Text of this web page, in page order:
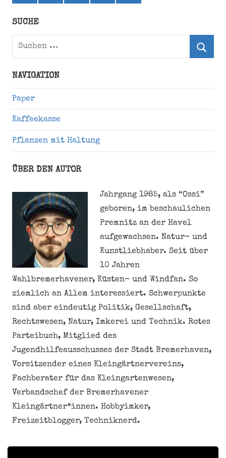
(ehemals
SUCHE
Suchen
NAVIGATION
Paper
Kaffeekasse
Pflanzen mit Haltung
ÜBER DEN AUTOR
Jahrgang 1985, als “Ossi”
geboren, im beschaulichen
Premnitz an der Havel
aufgewachsen. Natur- und
Kunstliebhaber. Seit über
10 Jahren
Wahlbremerhavener, Küsten- und Windfan. So
ziemlich an Allem interessiert. Schwerpunkte
sind aber eindeutig Politik, Gesellschaft,
Rechtswesen, Natur, Imkerei und Technik. Rotes
Parteibuch, Mitglied des
Jugendhilfeausschusses der Stadt Bremerhaven,
Vorsitzender eines Kleingärtnervereins,
Fachberater für das Kleingartenwesen,
Verbandschef der Bremerhavener
Kleingärtner*innen. Hobbyimker,
Freizeitblogger, Techniknerd.